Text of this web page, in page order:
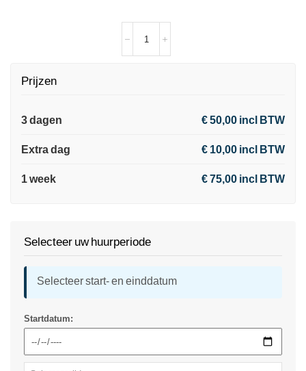
Prijzen
3 dagen € 50,00 incl BTW
Extra dag € 10,00 incl BTW
1 week € 75,00 incl BTW
Selecteer uw huurperiode
Selecteer start- en einddatum
Startdatum: